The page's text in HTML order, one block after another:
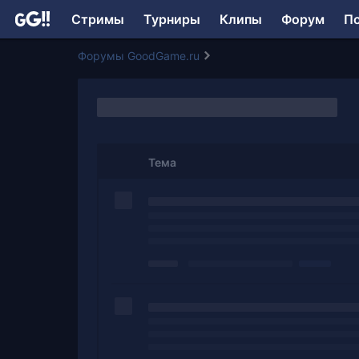
Стримы Турниры Клипы Форум
Форумы GoodGame.ru
Тема